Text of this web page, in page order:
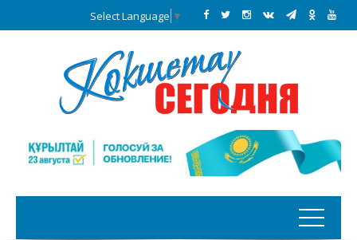
Select Language ▼